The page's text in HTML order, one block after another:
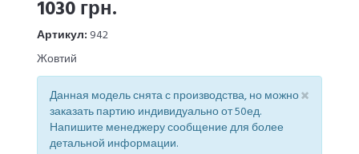
1030 грн.
Артикул: 942
Жовтий
×
Данная модель снята с производства, но можно
заказать партию индивидуально от 50ед.
Напишите менеджеру сообщение для более
детальной информации.